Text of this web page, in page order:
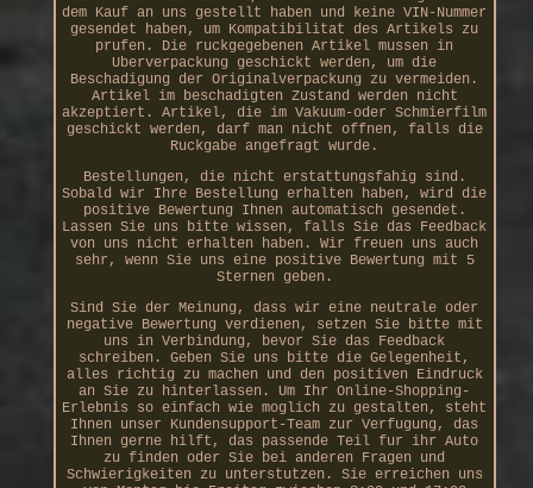
dem Kauf an uns gestellt haben und keine VIN-Nummer
gesendet haben, um Kompatibilitat des Artikels zu
prufen. Die ruckgegebenen Artikel mussen in
Uberverpackung geschickt werden, um die
Beschadigung der Originalverpackung zu vermeiden.
Artikel im beschadigten Zustand werden nicht
akzeptiert. Artikel, die im Vakuum-oder Schmierfilm
geschickt werden, darf man nicht offnen, falls die
Ruckgabe angefragt wurde.
Bestellungen, die nicht erstattungsfahig sind.
Sobald wir Ihre Bestellung erhalten haben, wird die
positive Bewertung Ihnen automatisch gesendet.
Lassen Sie uns bitte wissen, falls Sie das Feedback
von uns nicht erhalten haben. Wir freuen uns auch
sehr, wenn Sie uns eine positive Bewertung mit 5
Sternen geben.
Sind Sie der Meinung, dass wir eine neutrale oder
negative Bewertung verdienen, setzen Sie bitte mit
uns in Verbindung, bevor Sie das Feedback
schreiben. Geben Sie uns bitte die Gelegenheit,
alles richtig zu machen und den positiven Eindruck
an Sie zu hinterlassen. Um Ihr Online-Shopping-
Erlebnis so einfach wie moglich zu gestalten, steht
Ihnen unser Kundensupport-Team zur Verfugung, das
Ihnen gerne hilft, das passende Teil fur ihr Auto
zu finden oder Sie bei anderen Fragen und
Schwierigkeiten zu unterstutzen. Sie erreichen uns